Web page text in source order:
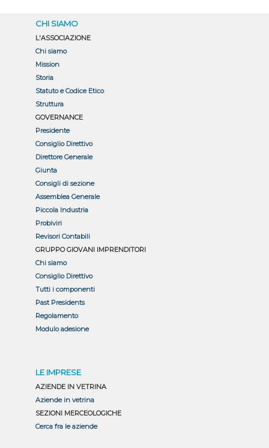
CHI SIAMO
L'ASSOCIAZIONE
Chi siamo
Mission
Storia
Statuto e Codice Etico
Struttura
GOVERNANCE
Presidente
Consiglio Direttivo
Direttore Generale
Giunta
Consigli di sezione
Assemblea Generale
Piccola Industria
Probiviri
Revisori Contabili
GRUPPO GIOVANI IMPRENDITORI
Chi siamo
Consiglio Direttivo
Tutti i componenti
Past Presidents
Regolamento
Modulo adesione
LE IMPRESE
AZIENDE IN VETRINA
Aziende in vetrina
SEZIONI MERCEOLOGICHE
Cerca fra le aziende